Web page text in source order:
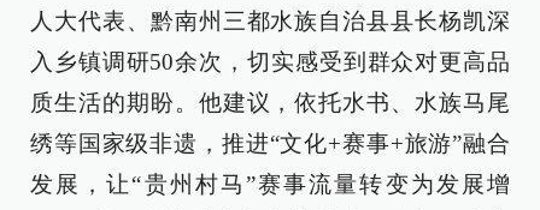
人大代表、黔南州三都水族自治县县长杨凯深
入乡镇调研50余次，切实感受到群众对更高品
质生活的期盼。他建议，依托水书、水族马尾
绣等国家级非遗，推进“文化+赛事+旅游”融合
发展，让“贵州村马”赛事流量转变为发展增